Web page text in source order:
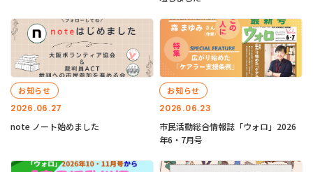
2026.06.27
お知らせ
note ノート始めました
2026.06.23
お知らせ
市民活動総合情報誌「ウォロ」2026
年6・7月号